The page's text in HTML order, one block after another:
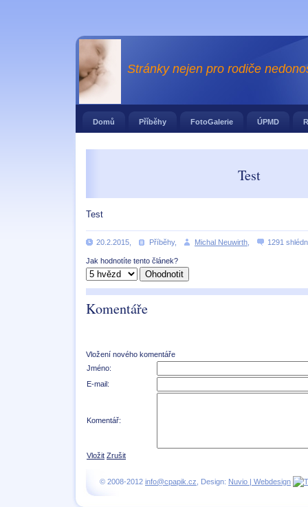
Stránky nejen pro rodiče
Domů Příběhy FotoGalerie ÚPMD
Test
Test
20.2.2015 Příběhy, Michal Neuwirth 1291
Jak hodnotíte tento článek?
Komentáře
Vložení nového komentáře
Jméno:
E-mail:
Komentář:
Vložit Zrušit
© 2008-2012 info@cpapik.cz , Design: Nuvio | Webdesign